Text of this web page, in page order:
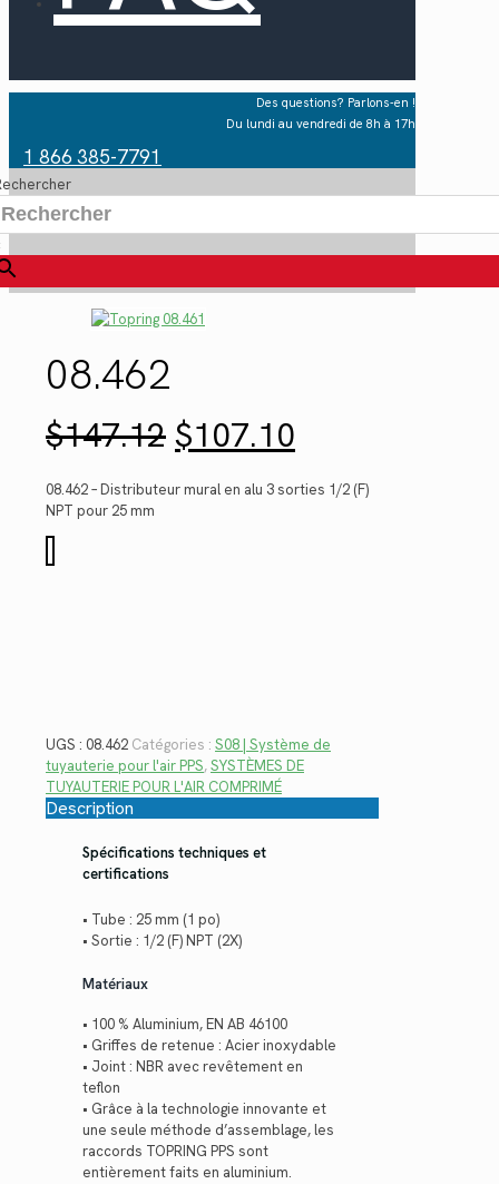
Des questions? Parlons-en !
Du lundi au vendredi de 8h à 17h
1 866 385-7791
08.462
$147.12 Le
prix
initial
était :
$107.10prix
actuel
est :
08.462 – Distributeur mural en alu 3 sorties 1/2 (F)
NPT pour 25 mm
de
UGS : 08.462 Catégories : S08 | Système de
tuyauterie pour l'air PPS,SYSTÈMES DE
TUYAUTERIE POUR L'AIR COMPRIMÉ
Description
Spécifications techniques et
certifications
• Tube : 25 mm (1 po)
• Sortie : 1/2 (F) NPT (2X)
Matériaux
• 100 % Aluminium, EN AB 46100
• Griffes de retenue : Acier inoxydable
• Joint : NBR avec revêtement en
teflon
• Grâce à la technologie innovante et
une seule méthode d’assemblage, les
raccords TOPRING PPS sont
entièrement faits en aluminium.